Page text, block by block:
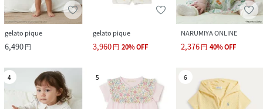
gelato pique
6,490円
gelato pique
3,960円 20%OFF
NARUMIYA ONLINE
2,376円 40%OFF
4 5 6